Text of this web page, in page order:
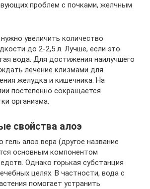
проблем с почками, желчным
увеличить количество
до 2-2,5 л. Лучше, если это
вода. Для достижения наилучшего
лечение клизмами для
желудка и кишечника. На
постепенно сокращается
организма.
свойства алоэ
алоэ вера (другое название
основным компонентом
Однако горькая субстанция
целях. В частности, вода с
помогает устранить